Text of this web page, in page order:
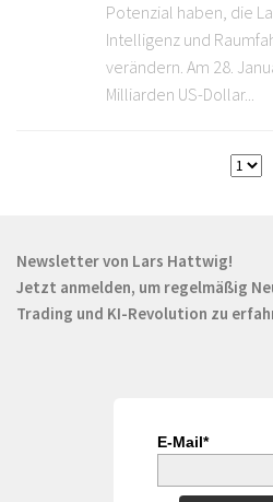
Potenzial haben, die
Intelligenz und
verändern. Am 28.
Milliarden US-Dollar...
Newsletter von Lars Hattwig!
Jetzt anmelden, um regelmäßig
Trading und KI-Revolution zu
E-Mail*